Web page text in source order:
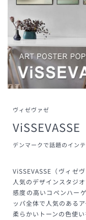
ヴィゼヴァゼ
ViSSEVASSE
デンマークで話題のイン
ViSSEVASSE（ヴィゼ
人気のデザインスタジオ
感度の高いコペンハー
ッパ全体で人気のある
柔らかいトーンの色使い